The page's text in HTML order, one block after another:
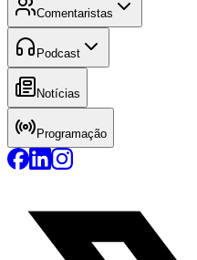
Comentaristas
Podcast
Notícias
Programação